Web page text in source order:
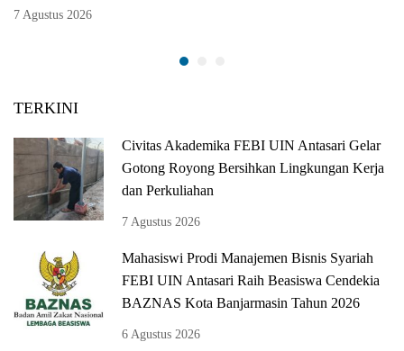
7 Agustus 2026
TERKINI
Civitas Akademika FEBI UIN Antasari Gelar
Gotong Royong Bersihkan Lingkungan Kerja
dan Perkuliahan
7 Agustus 2026
Mahasiswi Prodi Manajemen Bisnis Syariah
FEBI UIN Antasari Raih Beasiswa Cendekia
BAZNAS Kota Banjarmasin Tahun 2026
6 Agustus 2026